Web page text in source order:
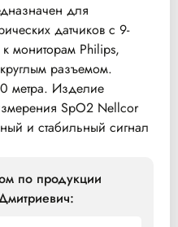
для
датчиков с 9-
мониторам Philips,
разъемом.
метра. Изделие
SpO2 Nellcor
и стабильный сигнал
по продукции